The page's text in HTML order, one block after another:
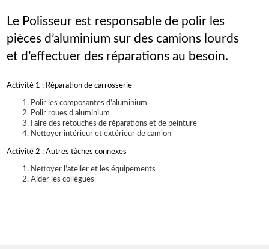
Le Polisseur est responsable de polir les
pièces d’aluminium sur des camions lourds
et d’effectuer des réparations au besoin.
Activité 1 : Réparation de carrosserie
Polir les composantes d’aluminium
Polir roues d’aluminium
Faire des retouches de réparations et de peinture
Nettoyer intérieur et extérieur de camion
Activité 2 : Autres tâches connexes
Nettoyer l’atelier et les équipements
Aider les collègues